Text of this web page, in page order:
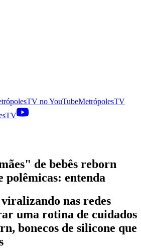
noYouTubeMetrópolesTV
de bebês reborn
polêmicas: entenda
nas redes
uma rotina de cuidados
bonecos de silicone que